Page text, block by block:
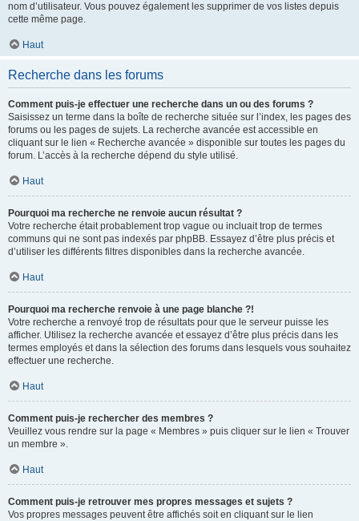
nom d’utilisateur. Vous pouvez également les supprimer de vos listes depuis
cette même page.
Haut
Recherche dans les forums
Comment puis-je effectuer une recherche dans un ou des forums ?
Saisissez un terme dans la boîte de recherche située sur l’index, les pages des
forums ou les pages de sujets. La recherche avancée est accessible en
cliquant sur le lien « Recherche avancée » disponible sur toutes les pages du
forum. L’accès à la recherche dépend du style utilisé.
Haut
Pourquoi ma recherche ne renvoie aucun résultat ?
Votre recherche était probablement trop vague ou incluait trop de termes
communs qui ne sont pas indexés par phpBB. Essayez d’être plus précis et
d’utiliser les différents filtres disponibles dans la recherche avancée.
Haut
Pourquoi ma recherche renvoie à une page blanche ?!
Votre recherche a renvoyé trop de résultats pour que le serveur puisse les
afficher. Utilisez la recherche avancée et essayez d’être plus précis dans les
termes employés et dans la sélection des forums dans lesquels vous souhaitez
effectuer une recherche.
Haut
Comment puis-je rechercher des membres ?
Veuillez vous rendre sur la page « Membres » puis cliquer sur le lien « Trouver
un membre ».
Haut
Comment puis-je retrouver mes propres messages et sujets ?
Vos propres messages peuvent être affichés soit en cliquant sur le lien